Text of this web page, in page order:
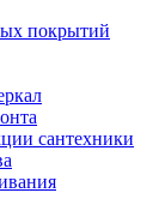
покрытий
сантехники